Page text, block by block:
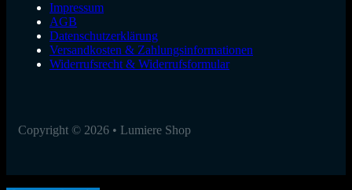
Impressum
AGB
Datenschutzerklärung
Versandkosten & Zahlungsinformationen
Widerrufsrecht & Widerrufsformular
Copyright © 2026 • Lumiere Shop